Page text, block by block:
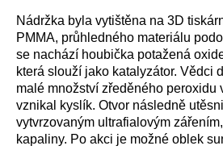
Nádržka byla vytištěna na 3D
PMMA, průhledného materiálu
se nachází houbička potažená
která slouží jako katalyzátor. Vědci
malé množství zředěného peroxidu
vznikal kyslík. Otvor následně
vytvrzovaným ultrafialovým
kapaliny. Po akci je možné oblek